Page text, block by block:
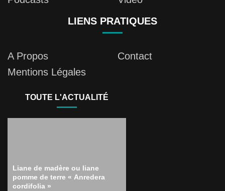
LIENS PRATIQUES
A Propos
Contact
Mentions Légales
TOUTE L'ACTUALITÉ
Liane de madère ou liane
pomme de terre « Anredera
cordifolia »